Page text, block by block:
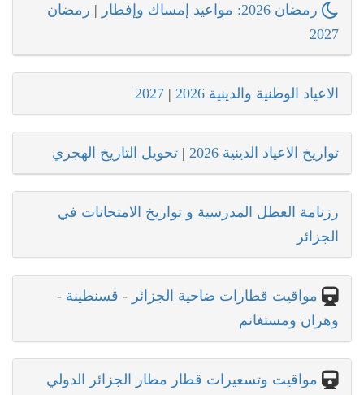
رمضان 2026: مواعيد إمساك وإفطار | رمضان
2027
الاعياد الوطنية والدينية 2026 |
2027
تواريخ الاعياد الدينية 2026 | تحويل التاريخ الهجري
رزنامة العطل المدرسية و تواريخ الامتحانات في
الجزائر
مواقيت قطارات ضاحية الجزائر - قسنطينة -
وهران ومستغانم
مواقيت وتسعيرات قطار مطار الجزائر الدولي